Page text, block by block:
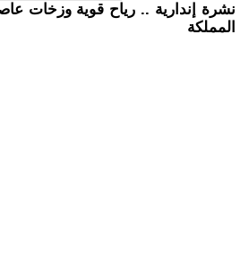
نشرة إندارية .. رياح قوية وزخات
المملكة